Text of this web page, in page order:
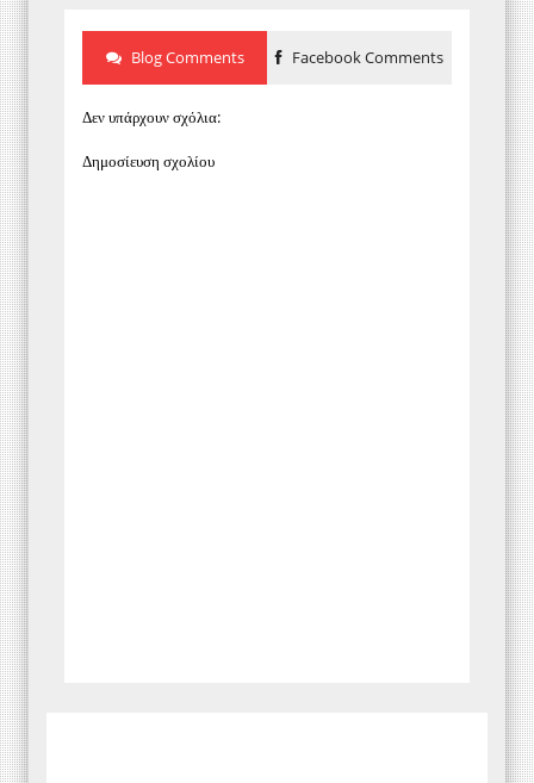
Blog Comments Facebook Comments
Δεν υπάρχουν σχόλια:
Δημοσίευση σχολίου